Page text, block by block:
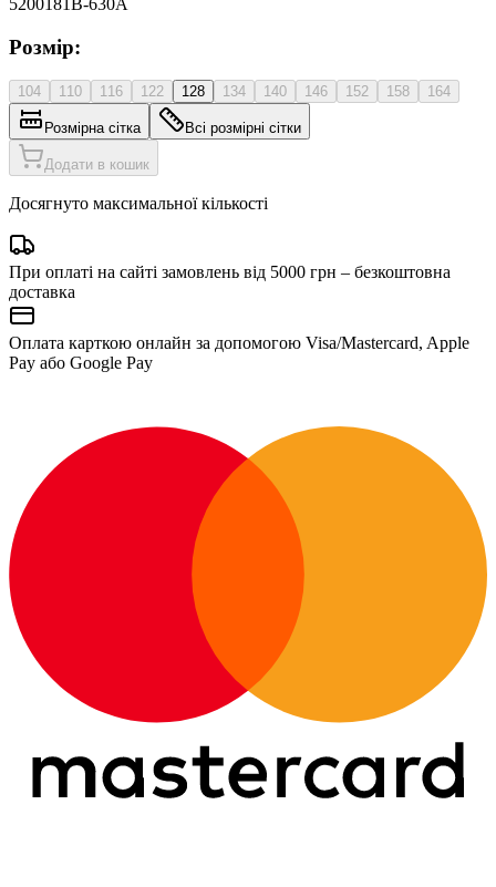
5200181B-630A
Розмір:
104 110 116 122 128 134 140 146 152 158 164
Розмірна сітка Всі розмірні сітки
Додати в кошик
Досягнуто максимальної кількості
При оплаті на сайті замовлень від 5000 грн – безкоштовна
доставка
Оплата карткою онлайн за допомогою Visa/Mastercard, Apple
Pay або Google Pay